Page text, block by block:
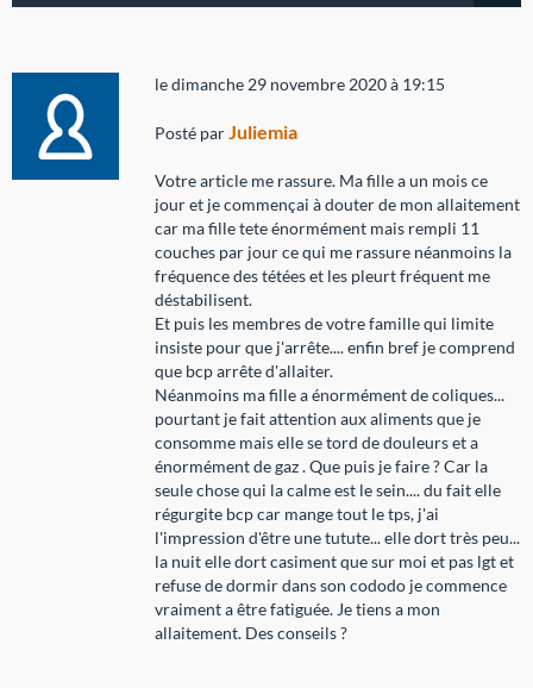
le dimanche 29 novembre 2020 à 19:15
Posté parJuliemia
Votre article me rassure. Ma fille a un mois ce
jour et je commençai à douter de mon allaitement
car ma fille tete énormément mais rempli 11
couches par jour ce qui me rassure néanmoins la
fréquence des tétées et les pleurt fréquent me
déstabilisent.
Et puis les membres de votre famille qui limite
insiste pour que j'arrête.... enfin bref je comprend
que bcp arrête d'allaiter.
Néanmoins ma fille a énormément de coliques...
pourtant je fait attention aux aliments que je
consomme mais elle se tord de douleurs et a
énormément de gaz . Que puis je faire ? Car la
seule chose qui la calme est le sein.... du fait elle
régurgite bcp car mange tout le tps, j'ai
l'impression d'être une tutute... elle dort très peu...
la nuit elle dort casiment que sur moi et pas lgt et
refuse de dormir dans son cododo je commence
vraiment a être fatiguée. Je tiens a mon
allaitement. Des conseils ?